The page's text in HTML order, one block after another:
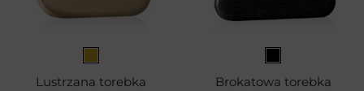
Lustrzana torebka
Brokatowa torebka